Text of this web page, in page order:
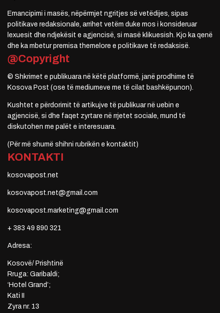
Emancipimi i masës, nëpërmjet ngritjes së vetëdijes, sipas
politikave redaksionale, arrihet vetëm duke mos i konsideruar
lexuesit dhe ndjekësit e agjencisë, si masë klikuesish. Kjo ka qenë
dhe ka mbetur premisa themelore e politikave të redaksisë.
@Copyright
© Shkrimet e publikuara në këtë platformë, janë prodhime të
Kosova Post (ose të mediumeve me të cilat bashkëpunon).
Kushtet e përdorimit të artikujve të publikuar në uebin e
agjencisë, si dhe faqet zyrtare në rrjetet sociale, mund të
diskutohen me palët e interesuara.
(Për më shumë shihni rubrikën e kontaktit)
KONTAKTI
kosovapost.net
kosovapost.net@gmail.com
kosovapost.marketing@gmail.com
+ 383 49 890 321
Adresa:
Kosovë/ Prishtinë
Rruga: Garibaldi;
‘Hotel Grand’;
Kati II
Zyra nr. 13